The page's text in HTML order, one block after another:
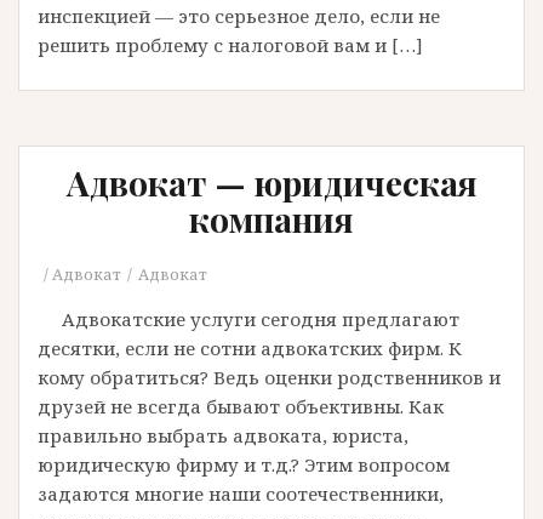
инспекцией — это серьезное дело, если не
решить проблему с налоговой вам и […]
Адвокат — юридическая
компания
Адвокат Адвокат
Адвокатские услуги сегодня предлагают
десятки, если не сотни адвокатских фирм. К
кому обратиться? Ведь оценки родственников и
друзей не всегда бывают объективны. Как
правильно выбрать адвоката, юриста,
юридическую фирму и т.д.? Этим вопросом
задаются многие наши соотечественники,